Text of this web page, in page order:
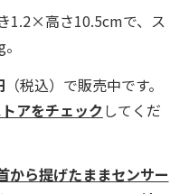
1.2×高さ10.5cmで、ス
（税込）で販売中です。
アをチェックしてくだ
から提げたままセンサー